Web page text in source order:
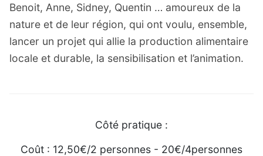
Benoit, Anne, Sidney, Quentin … amoureux de la
nature et de leur région, qui ont voulu, ensemble,
lancer un projet qui allie la production alimentaire
locale et durable, la sensibilisation et l’animation.
Côté pratique :
Coût : 12,50€/2 personnes - 20€/4personnes